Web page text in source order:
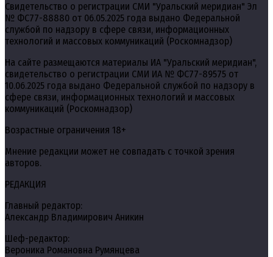
Свидетельство о регистрации СМИ "Уральский меридиан" Эл
№ ФС77-88880 от 06.05.2025 года выдано Федеральной
службой по надзору в сфере связи, информационных
технологий и массовых коммуникаций (Роскомнадзор)
На сайте размещаются материалы ИА "Уральский меридиан",
свидетельство о регистрации СМИ ИА № ФС77-89575 от
10.06.2025 года выдано Федеральной службой по надзору в
сфере связи, информационных технологий и массовых
коммуникаций (Роскомнадзор)
Возрастные ограничения 18+
Мнение редакции может не совпадать с точкой зрения
авторов.
РЕДАКЦИЯ
Главный редактор:
Александр Владимирович Аникин
Шеф-редактор:
Вероника Романовна Румянцева